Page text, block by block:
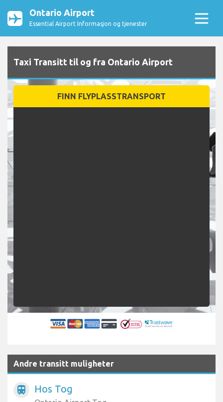
Ontario Airport
Essential Airport Informasjon og tjenester
Taxi Transitt til og fra Ontario Airport
FINN FLYPLASSTRANSPORT
Andre transitt muligheter
train Hos Tog